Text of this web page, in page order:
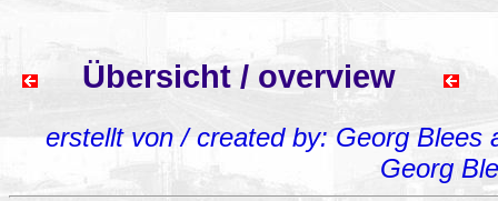
Übersicht / overview
erstellt von / created by: Georg Blees
Georg